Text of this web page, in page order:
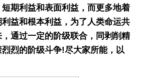
期利益和表面利益，而更多地着
益和根本利益，为了人类命运共
通过一定的阶级联合，同剥削精
烈的阶级斗争!尽大家所能，以